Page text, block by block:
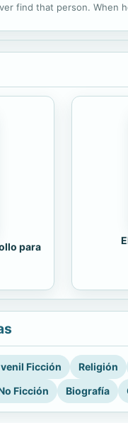
find that person. When
para
Ficción Religión
Ficción
Biografía